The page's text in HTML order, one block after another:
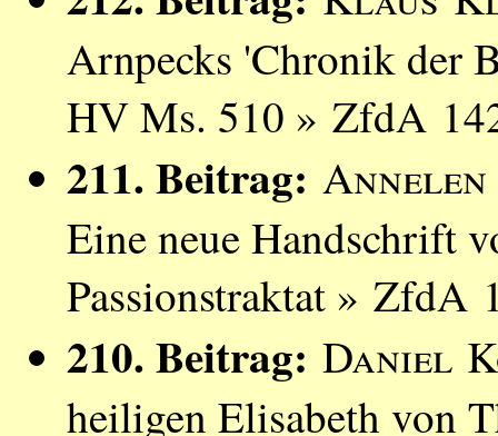
Arnpecks 'Chronik der
HV Ms. 510 » ZfdA
211. Beitrag:
Eine neue Handschrift
Passionstraktat » ZfdA
210. Beitrag: Daniel
heiligen Elisabeth von